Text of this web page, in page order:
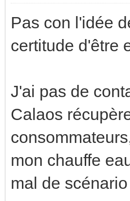
Pas con l'idée
certitude d'être
J'ai pas de
Calaos
mon chauffe
mal de